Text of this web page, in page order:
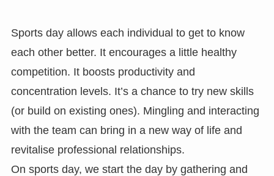
Sports day allows each individual to get to know
each other better. It encourages a little healthy
competition. It boosts productivity and
concentration levels. It’s a chance to try new skills
(or build on existing ones). Mingling and interacting
with the team can bring in a new way of life and
revitalise professional relationships.
On sports day, we start the day by gathering and